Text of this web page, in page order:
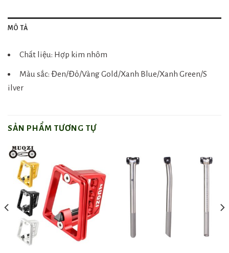
MÔ TẢ
Chất liệu: Hợp kim nhôm
Màu sắc: Đen/Đỏ/Vàng Gold/Xanh Blue/Xanh Green/S
ilver
SẢN PHẨM TƯƠNG TỰ